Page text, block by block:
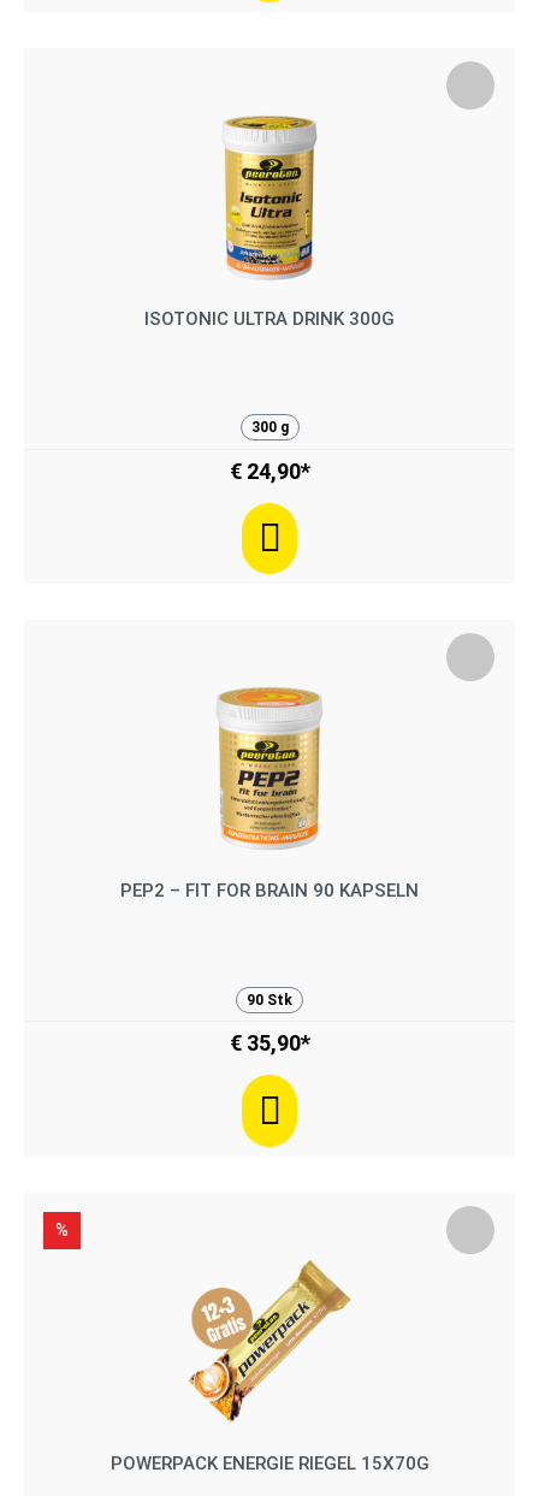
ISOTONIC ULTRA DRINK 300G
300 g
€ 24,90*
PEP2 – FIT FOR BRAIN 90 KAPSELN
90 Stk
€ 35,90*
%
POWERPACK ENERGIE RIEGEL 15X70G